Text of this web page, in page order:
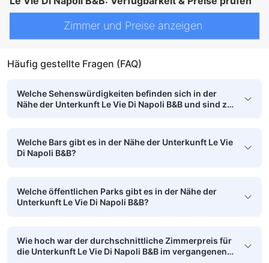
Zimmer und Preise anzeigen
Häufig gestellte Fragen (FAQ)
Welche Sehenswürdigkeiten befinden sich in der
Nähe der Unterkunft Le Vie Di Napoli B&B und sind zu
Welche Bars gibt es in der Nähe der Unterkunft Le Vie
Di Napoli B&B?
Welche öffentlichen Parks gibt es in der Nähe der
Unterkunft Le Vie Di Napoli B&B?
Wie hoch war der durchschnittliche Zimmerpreis für
die Unterkunft Le Vie Di Napoli B&B im vergangenen